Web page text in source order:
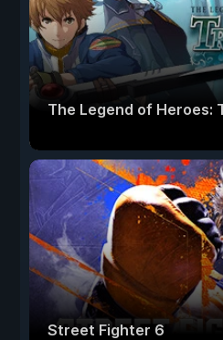
The Legend of Heroes:
Street Fighter 6